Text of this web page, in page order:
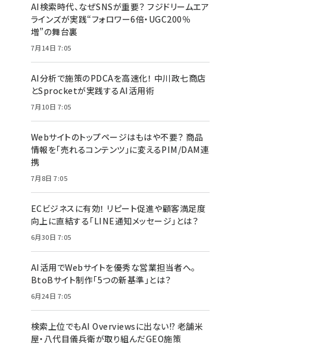
AI検索時代、なぜSNSが重要？ フジドリームエア
ラインズが実践“フォロワー6倍・UGC200％
増”の舞台裏
7月14日 7:05
AI分析で施策のPDCAを高速化！ 中川政七商店
とSprocketが実践するAI活用術
7月10日 7:05
Webサイトのトップページはもはや不要？ 商品
情報を「売れるコンテンツ」に変えるPIM/DAM連
携
7月8日 7:05
ECビジネスに有効！ リピート促進や顧客満足度
向上に直結する「LINE通知メッセージ」とは？
6月30日 7:05
AI活用でWebサイトを優秀な営業担当者へ。
BtoBサイト制作「5つの新基準」とは？
6月24日 7:05
検索上位でもAI Overviewsに出ない!? 老舗米
屋・八代目儀兵衛が取り組んだGEO施策